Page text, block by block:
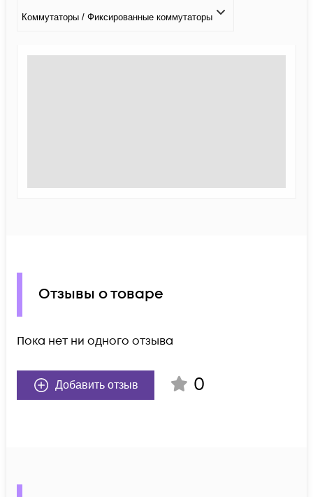
Коммутаторы / Фиксированные коммутаторы
Отзывы о товаре
Пока нет ни одного отзыва
Добавить отзыв 0